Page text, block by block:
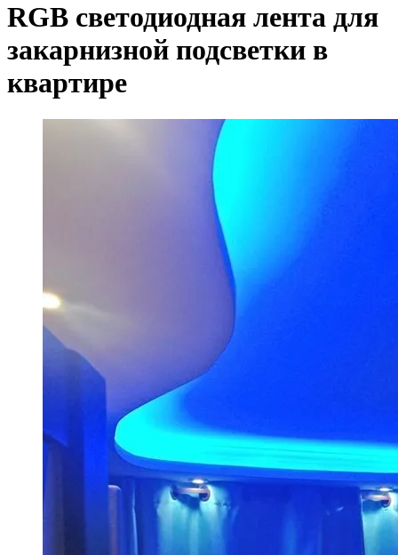
RGB светодиодная лента для
закарнизной подсветки в
квартире